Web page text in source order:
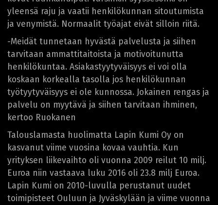
yleensä raju ja vaatii henkilökunnan sitoutumista
ja venymistä. Normaalit työajat eivät silloin riitä.
-Meidät tunnetaan hyvästä palvelusta ja siihen
tarvitaan ammattitaitoista ja motivoitunutta
henkilökuntaa. Asiakastyytyväisyys ei voi olla
koskaan korkealla tasolla jos henkilökunnan
työtyytyväisyys ei ole kunnossa. Jokainen rengas ja
palvelu on myytävä ja siihen tarvitaan ihminen,
kertoo Ruokanen
Talouslamasta huolimatta Lapin Kumi Oy on
kasvanut viime vuosina kovaa vauhtia. Kun
yrityksen liikevaihto oli vuonna 2009 reilut 10 milj.
Euroa niin vastaava luku 2016 oli 23.8 milj Euroa.
Lapin Kumi on 2010-luvulla perustanut uudet
toimipisteet Ouluun ja Jyväskylään ja viime vuonna